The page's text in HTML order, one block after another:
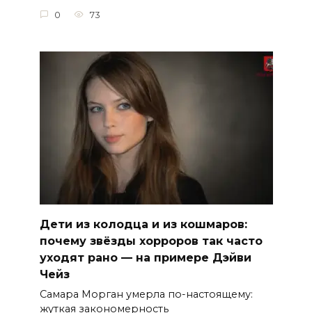
0 73
Дети из колодца и из кошмаров:
почему звёзды хорроров так часто
уходят рано — на примере Дэйви
Чейз
Самара Морган умерла по-настоящему:
жуткая закономерность